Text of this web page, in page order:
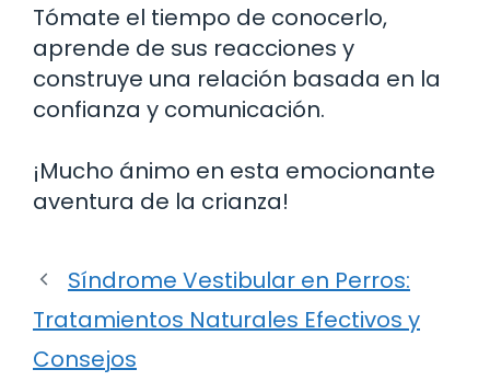
Tómate el tiempo de conocerlo,
aprende de sus reacciones y
construye una relación basada en la
confianza y comunicación.
¡Mucho ánimo en esta emocionante
aventura de la crianza!
Síndrome Vestibular en Perros:
Tratamientos Naturales Efectivos y
Consejos